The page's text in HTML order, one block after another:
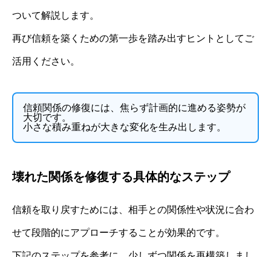
ついて解説します。
再び信頼を築くための第一歩を踏み出すヒントとしてご
活用ください。
信頼関係の修復には、焦らず計画的に進める姿勢が
大切です。
小さな積み重ねが大きな変化を生み出します。
壊れた関係を修復する具体的なステップ
信頼を取り戻すためには、相手との関係性や状況に合わ
せて段階的にアプローチすることが効果的です。